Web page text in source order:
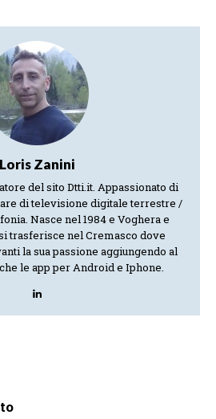
Loris Zanini
del sito Dtti.it. Appassionato di
di televisione digitale terrestre /
Nasce nel 1984 e Voghera e
trasferisce nel Cremasco dove
la sua passione aggiungendo al
le app per Android e Iphone.